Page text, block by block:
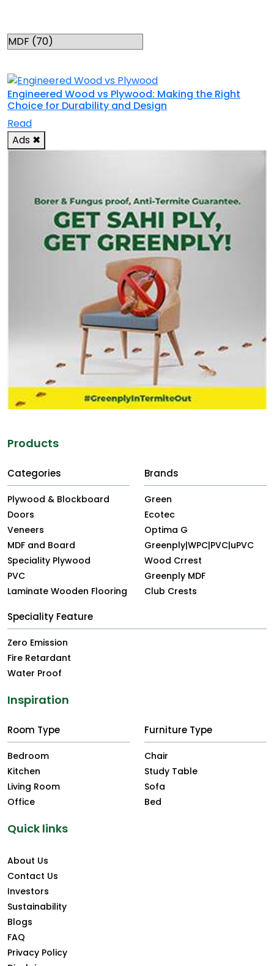
Engineered Wood vs Plywood: Making the Right
Choice for Durability and Design
Read
Ads ✖
Products
Categories
Plywood & Blockboard
Doors
Veneers
MDF and Board
Speciality Plywood
PVC
Laminate Wooden Flooring
Brands
Green
Ecotec
Optima G
Greenply|WPC|PVC|uPVC
Wood Crrest
Greenply MDF
Club Crests
Speciality Feature
Zero Emission
Fire Retardant
Water Proof
Inspiration
Room Type
Bedroom
Kitchen
Living Room
Office
Furniture Type
Chair
Study Table
Sofa
Bed
Quick links
About Us
Contact Us
Investors
Sustainability
Blogs
FAQ
Privacy Policy